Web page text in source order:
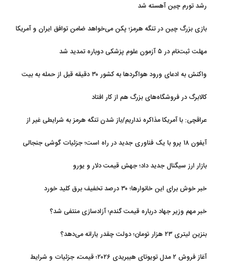
رشد تورم چین آهسته شد
بازی بزرگ چین در تنگه هرمز؛ پکن می‌خواهد ضامن توافق ایران و آمریکا
مهلت ثبت‌نام در ۵ آزمون علوم پزشکی دوباره تمدید شد
واکنش به ادعای ورود هواگردها به کشور ۳۰ دقیقه قبل از حمله به بیت
کالابرگ در فروشگاه‌های بزرگ هم از کار افتاد
عراقچی: با آمریکا مذاکره نداریم/باز شدن تنگه هرمز به شرایطی غیر از
آیفون ۱۸ پرو با یک فناوری جدید در راه است؛ جزئیات گوشی جنجالی
بازار ارز سیگنال جدید داد؛ جهش قیمت دلار و یورو
خبر خوش برای این خانوارها؛ ۳۰ درصد تخفیف برق کلید خورد
خبر مهم وزیر جهاد درباره قیمت گندم؛ آزادسازی منتفی شد؟
بنزین لیتری ۲۳ هزار تومان؛ دولت چقدر یارانه می‌دهد؟
آغاز فروش ۲ مدل تویوتای هیبریدی ۲۰۲۶؛ قیمت، جزئیات و شرایط